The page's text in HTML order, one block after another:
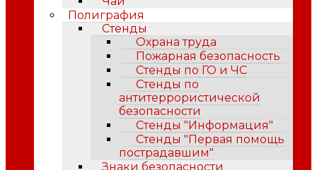
Полиграфия
Стенды
Охрана труда
Пожарная безопасность
Стенды по ГО и ЧС
Стенды по
антитеррористической
безопасности
Стенды "Информация"
Стенды "Первая помощь
пострадавшим"
Знаки безопасности